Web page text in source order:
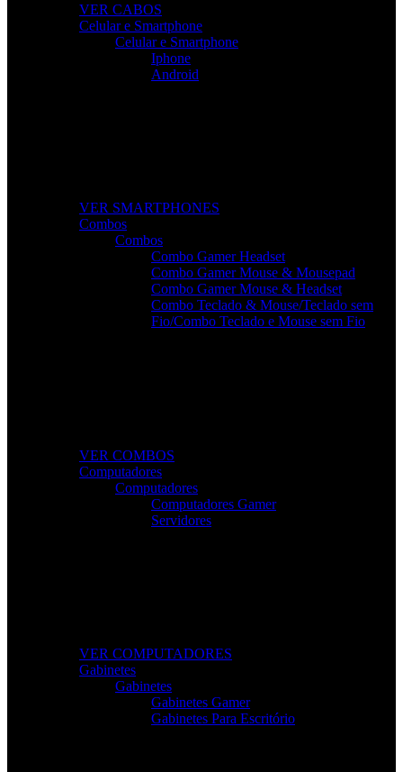
VER CABOS
Celular e Smartphone
Celular e Smartphone
Iphone
Android
VER SMARTPHONES
Combos
Combos
Combo Gamer Headset
Combo Gamer Mouse & Mousepad
Combo Gamer Mouse & Headset
Combo Teclado & Mouse/Teclado sem
Fio/Combo Teclado e Mouse sem Fio
VER COMBOS
Computadores
Computadores
Computadores Gamer
Servidores
VER COMPUTADORES
Gabinetes
Gabinetes
Gabinetes Gamer
Gabinetes Para Escritório